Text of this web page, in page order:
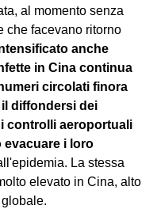
al momento senza
che facevano ritorno
anche
in Cina continua
circolati finora
diffondersi dei
controlli aeroportuali
evacuare i loro
La stessa
elevato in Cina, alto